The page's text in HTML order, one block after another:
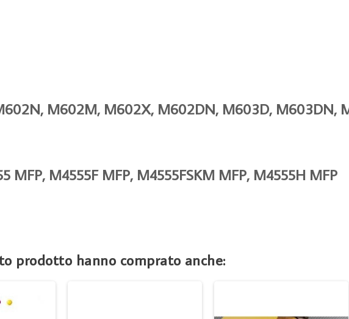
M602M, M602X, M602DN, M603D, M603DN,
MFP, M4555F MFP, M4555FSKM MFP, M4555H MFP
prodotto hanno comprato anche: